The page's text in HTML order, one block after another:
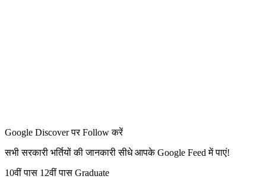
Google Discover पर Follow करें
सभी सरकारी भर्तियों की जानकारी सीधे आपके Google Feed में पाएं!
10वीं पास 12वीं पास Graduate